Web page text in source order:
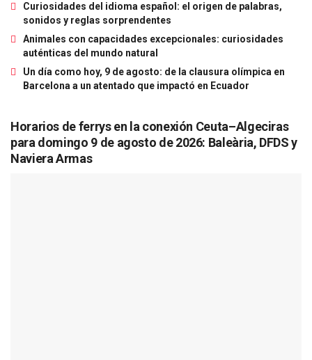
Curiosidades del idioma español: el origen de palabras,
sonidos y reglas sorprendentes
Animales con capacidades excepcionales: curiosidades
auténticas del mundo natural
Un día como hoy, 9 de agosto: de la clausura olímpica en
Barcelona a un atentado que impactó en Ecuador
Horarios de ferrys en la conexión Ceuta–Algeciras
para domingo 9 de agosto de 2026: Baleària, DFDS y
Naviera Armas